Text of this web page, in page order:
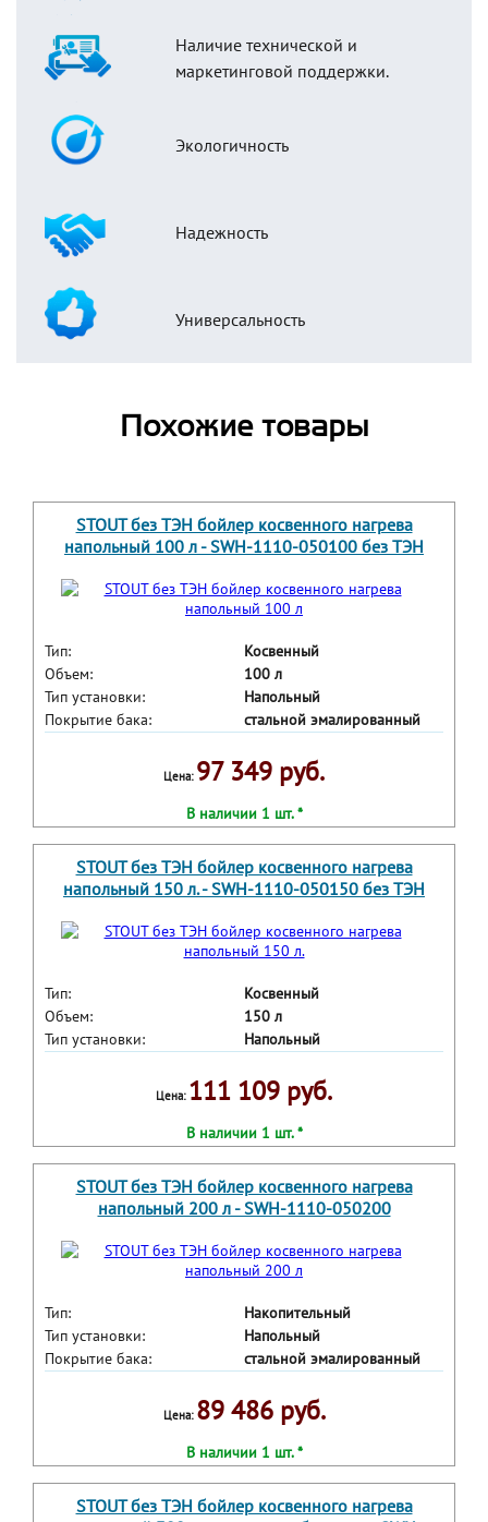
Наличие технической и
маркетинговой поддержки.
Экологичность
Надежность
Универсальность
Похожие товары
STOUT без ТЭН бойлер косвенного нагрева
напольный 100 л - SWH-1110-050100 без ТЭН
Тип:
Косвенный
Объем:
100 л
Тип установки:
Напольный
Покрытие бака:
стальной эмалированный
Цена: 97 349 руб.
В наличии 1 шт. *
STOUT без ТЭН бойлер косвенного нагрева
напольный 150 л. - SWH-1110-050150 без ТЭН
Тип:
Косвенный
Объем:
150 л
Тип установки:
Напольный
Цена: 111 109 руб.
В наличии 1 шт. *
STOUT без ТЭН бойлер косвенного нагрева
напольный 200 л - SWH-1110-050200
Тип:
Накопительный
Тип установки:
Напольный
Покрытие бака:
стальной эмалированный
Цена: 89 486 руб.
В наличии 1 шт. *
STOUT без ТЭН бойлер косвенного нагрева